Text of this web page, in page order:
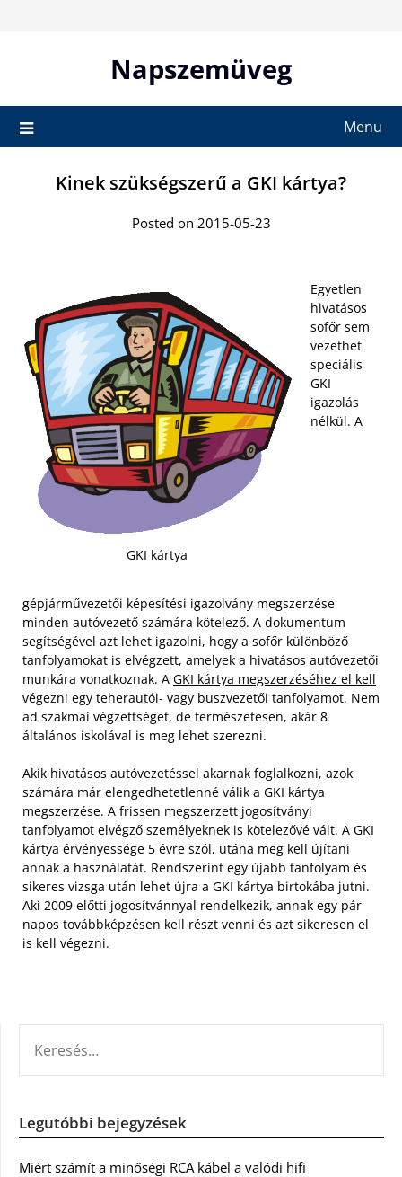
Napszemüveg
Menu
Kinek szükségszerű a GKI kártya?
Posted on 2015-05-23
GKI kártya
Egyetlen
hivatásos
sofőr sem
vezethet
speciális
GKI
igazolás
nélkül. A
gépjárművezetői képesítési igazolvány megszerzése
minden autóvezető számára kötelező. A dokumentum
segítségével azt lehet igazolni, hogy a sofőr különböző
tanfolyamokat is elvégzett, amelyek a hivatásos autóvezetői
munkára vonatkoznak. A GKI kártya megszerzéséhez el kell
végezni egy teherautói- vagy buszvezetői tanfolyamot. Nem
ad szakmai végzettséget, de természetesen, akár 8
általános iskolával is meg lehet szerezni.
Akik hivatásos autóvezetéssel akarnak foglalkozni, azok
számára már elengedhetetlenné válik a GKI kártya
megszerzése. A frissen megszerzett jogosítványi
tanfolyamot elvégző személyeknek is kötelezővé vált. A GKI
kártya érvényessége 5 évre szól, utána meg kell újítani
annak a használatát. Rendszerint egy újabb tanfolyam és
sikeres vizsga után lehet újra a GKI kártya birtokába jutni.
Aki 2009 előtti jogosítvánnyal rendelkezik, annak egy pár
napos továbbképzésen kell részt venni és azt sikeresen el
is kell végezni.
Legutóbbi bejegyzések
Miért számít a minőségi RCA kábel a valódi hifi